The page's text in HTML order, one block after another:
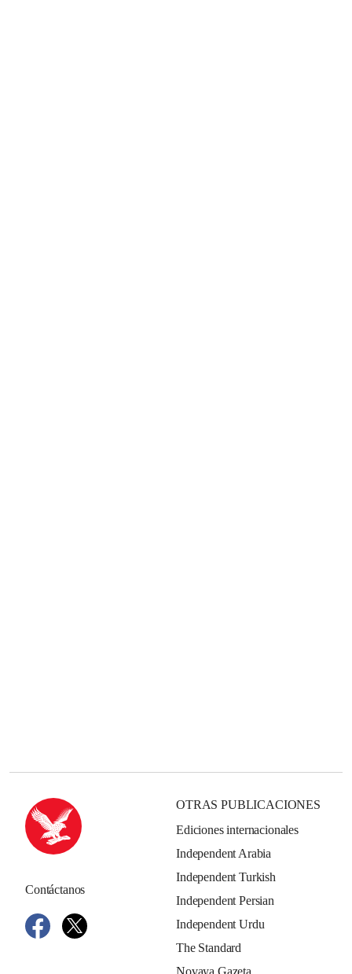
Contáctanos
OTRAS PUBLICACIONES
Ediciones internacionales
Independent Arabia
Independent Turkish
Independent Persian
Independent Urdu
The Standard
Novaya Gazeta